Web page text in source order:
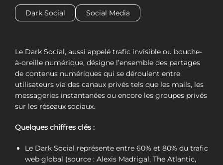
Dark Social Social Media
Le Dark Social, aussi appelé trafic invisible ou bouche-
à-oreille numérique, désigne l’ensemble des partages
de contenus numériques qui se déroulent entre
utilisateurs via des canaux privés tels que les mails, les
messageries instantanées ou encore les groupes privés
sur les réseaux sociaux.
Quelques chiffres clés :
Le Dark Social représente entre 60% et 80% du trafic
web global (source : Alexis Madrigal, The Atlantic,